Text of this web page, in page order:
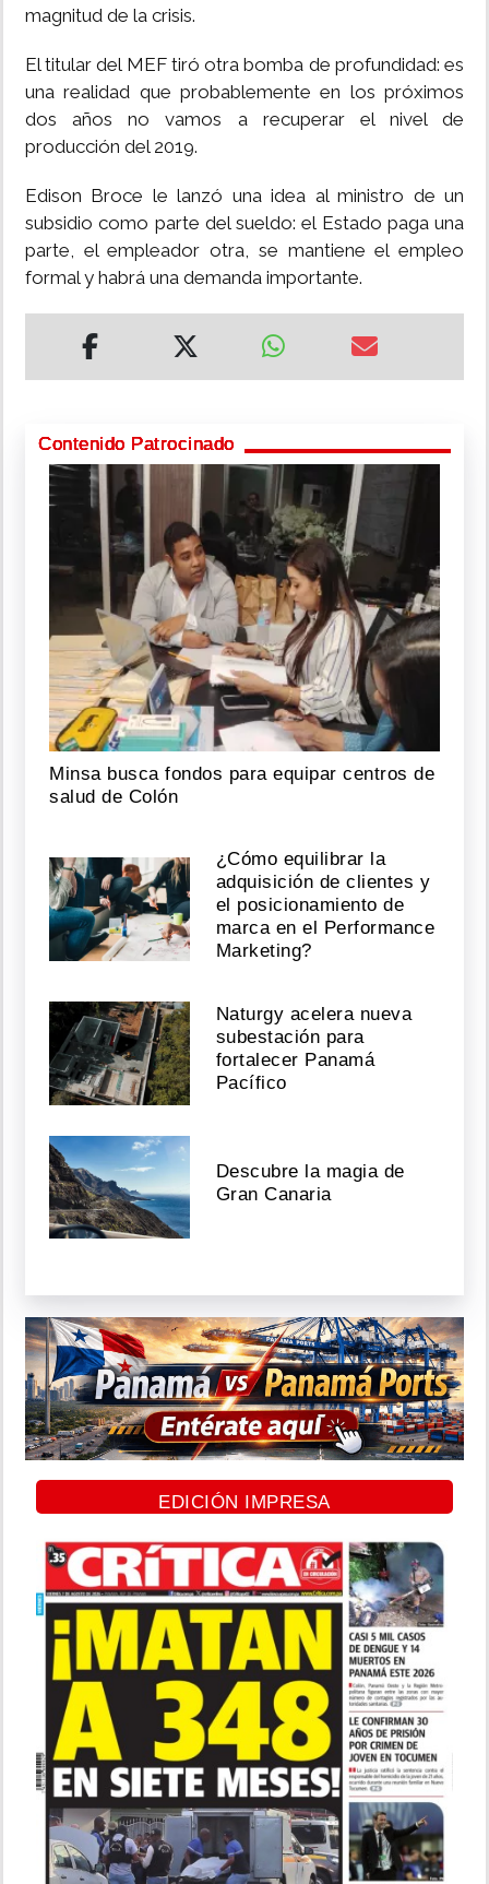
magnitud de la crisis.
El titular del MEF tiró otra bomba de profundidad: es
una realidad que probablemente en los próximos
dos años no vamos a recuperar el nivel de
producción del 2019.
Edison Broce le lanzó una idea al ministro de un
subsidio como parte del sueldo: el Estado paga una
parte, el empleador otra, se mantiene el empleo
formal y habrá una demanda importante.
Contenido Patrocinado
Minsa busca fondos para equipar centros de
salud de Colón
¿Cómo equilibrar la
adquisición de clientes y
el posicionamiento de
marca en el Performance
Marketing?
Naturgy acelera nueva
subestación para
fortalecer Panamá
Pacífico
Descubre la magia de
Gran Canaria
EDICIÓN IMPRESA